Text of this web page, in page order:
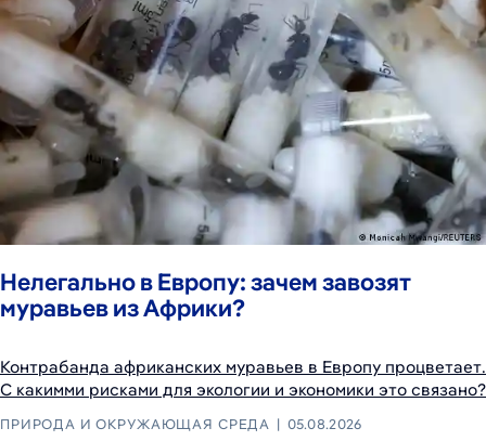
Нелегально в Европу: зачем завозят
муравьев из Африки?
Контрабанда африканских муравьев в Европу процветает.
С какимми рисками для экологии и экономики это связано?
ПРИРОДА И ОКРУЖАЮЩАЯ СРЕДА 05.08.2026